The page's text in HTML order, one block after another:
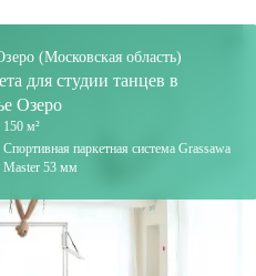
(Московская область)
для студии танцев в
Озеро
150 м²
Спортивная паркетная система Grassawa
Master 53 мм